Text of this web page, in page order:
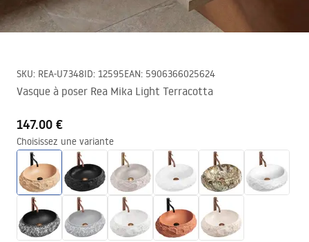
SKU: REA-U7348ID: 12595EAN: 5906366025624
Vasque à poser Rea Mika Light Terracotta
147.00 €
Choisissez une variante